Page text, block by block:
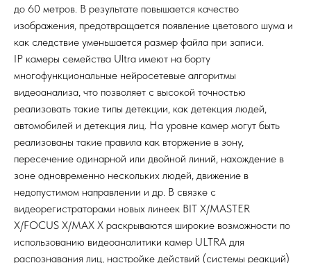
до 60 метров. В результате повышается качество
изображения, предотвращается появление цветового шума и
как следствие уменьшается размер файла при записи.
IP камеры семейства Ultra имеют на борту
многофункциональные нейросетевые алгоритмы
видеоанализа, что позволяет с высокой точностью
реализовать такие типы детекции, как детекция людей,
автомобилей и детекция лиц. На уровне камер могут быть
реализованы такие правила как вторжение в зону,
пересечение одинарной или двойной линий, нахождение в
зоне одновременно нескольких людей, движение в
недопустимом направлении и др. В связке с
видеорегистраторами новых линеек BIT X/MASTER
X/FOCUS X/MAX X раскрываются широкие возможности по
использованию видеоаналитики камер ULTRA для
распознавания лиц, настройке действий (системы реакций)